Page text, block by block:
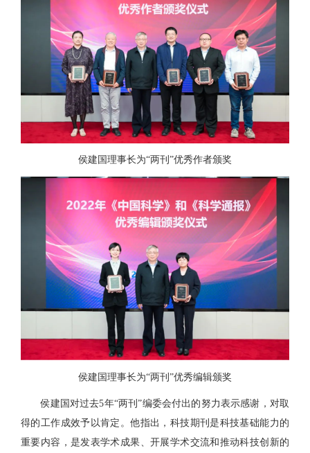
侯建国理事长为“两刊”优秀作者颁奖
侯建国理事长为“两刊”优秀编辑颁奖
侯建国对过去5年“两刊”编委会付出的努力表示感谢，对取
得的工作成效予以肯定。他指出，科技期刊是科技基础能力的
重要内容，是发表学术成果、开展学术交流和推动科技创新的